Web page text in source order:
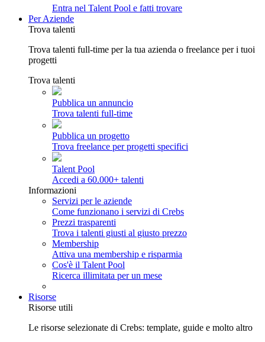
Entra nel Talent Pool e fatti trovare
Per Aziende
Trova talenti
Trova talenti full-time per la tua azienda o freelance per i tuoi
progetti
Trova talenti
Pubblica un annuncio
Trova talenti full-time
Pubblica un progetto
Trova freelance per progetti specifici
Talent Pool
Accedi a 60.000+ talenti
Informazioni
Servizi per le aziende
Come funzionano i servizi di Crebs
Prezzi trasparenti
Trova i talenti giusti al giusto prezzo
Membership
Attiva una membership e risparmia
Cos'è il Talent Pool
Ricerca illimitata per un mese
Risorse
Risorse utili
Le risorse selezionate di Crebs: template, guide e molto altro